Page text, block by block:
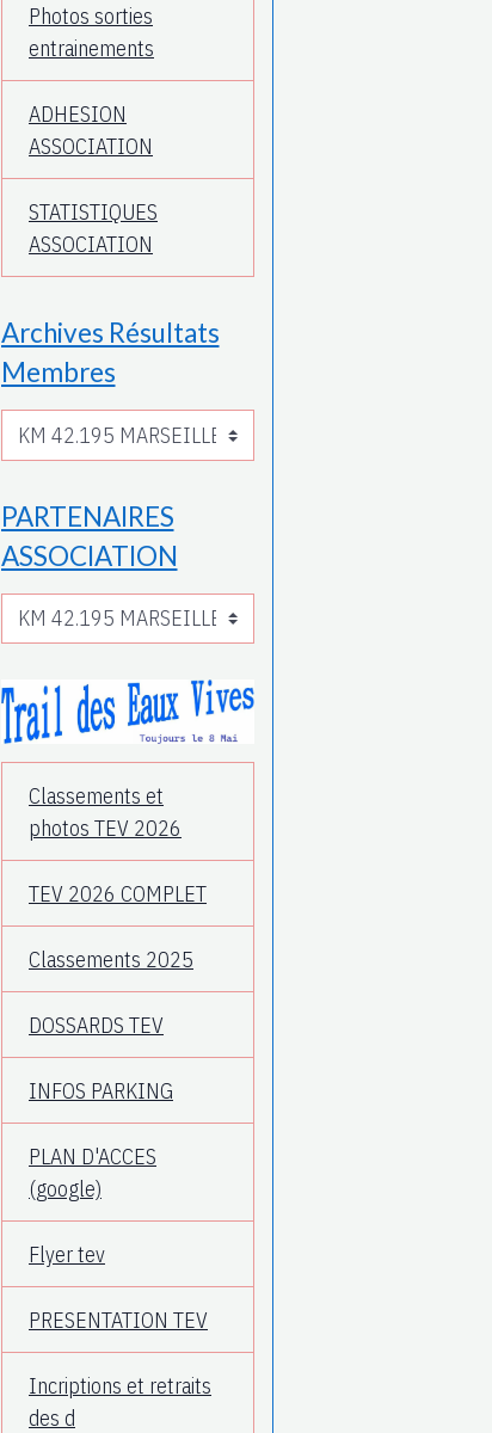
Photos sorties
entrainements
ADHESION
ASSOCIATION
STATISTIQUES
ASSOCIATION
Archives Résultats
Membres
PARTENAIRES
ASSOCIATION
Classements et
photos TEV 2026
TEV 2026 COMPLET
Classements 2025
DOSSARDS TEV
INFOS PARKING
PLAN D'ACCES
(google)
Flyer tev
PRESENTATION TEV
Incriptions et retraits
des d